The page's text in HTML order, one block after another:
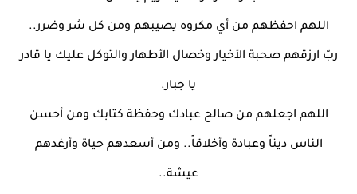
اللهم احفظهم من أي مكروه يصيبهم ومن كل شر وضرر..
ربّ ارزقهم صحبة الأخيار وخصال الأطهار والتوكل عليك يا قادر
يا جبار.
اللهم اجعلهم من صالح عبادك وحفظة كتابك ومن أحسن
الناس ديناً وعبادة وأخلاقاً.. ومن أسعدهم حياة وأرغدهم
عيشة..